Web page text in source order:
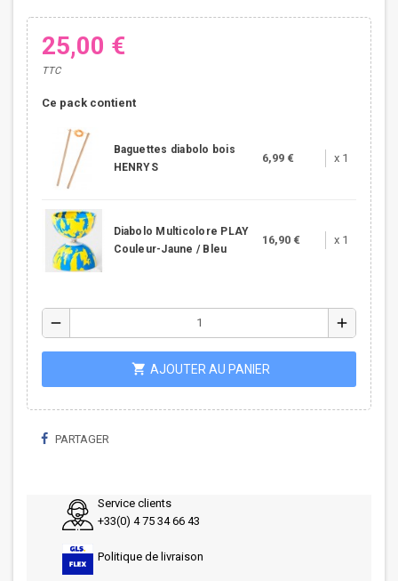
25,00 €
TTC
Ce pack contient
Baguettes diabolo bois
HENRYS
6,99 € x 1
Diabolo Multicolore PLAY
Couleur-Jaune / Bleu
16,90 € x 1
remove add
shopping_cart AJOUTER AU PANIER
PARTAGER
Service clients
+33(0) 4 75 34 66 43
Politique de livraison